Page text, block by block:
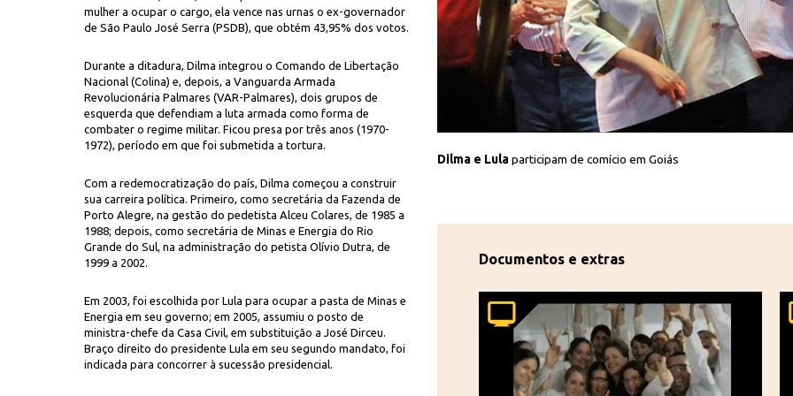
mulher a ocupar o cargo, ela vence nas urnas o ex-governador
de São Paulo José Serra (PSDB), que obtém 43,95% dos votos.
Durante a ditadura, Dilma integrou o Comando de Libertação
Nacional (Colina) e, depois, a Vanguarda Armada
Revolucionária Palmares (VAR-Palmares), dois grupos de
esquerda que defendiam a luta armada como forma de
combater o regime militar. Ficou presa por três anos (1970-
1972), período em que foi submetida a tortura.
Com a redemocratização do país, Dilma começou a construir
sua carreira política. Primeiro, como secretária da Fazenda de
Porto Alegre, na gestão do pedetista Alceu Colares, de 1985 a
1988; depois, como secretária de Minas e Energia do Rio
Grande do Sul, na administração do petista Olívio Dutra, de
1999 a 2002.
Em 2003, foi escolhida por Lula para ocupar a pasta de Minas e
Energia em seu governo; em 2005, assumiu o posto de
ministra-chefe da Casa Civil, em substituição a José Dirceu.
Braço direito do presidente Lula em seu segundo mandato, foi
indicada para concorrer à sucessão presidencial.
Dilma e Lulaparticipam de comício em Goiás
Documentos e extras